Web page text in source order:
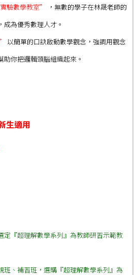
驗數學教室”
，無數的學子在林晟老師的
為優秀數理人才。
以簡單的口訣啟動數學觀念，強調用觀念
你把邏輯頭腦組織起來。
生適用
定『超理解數學系列』為教師研習示範教
班、補習班，選購『超理解數學系列』為